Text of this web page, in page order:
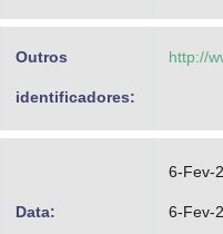
Outros
identificadores:
http://
Data:
6-Fev-
6-Fev-